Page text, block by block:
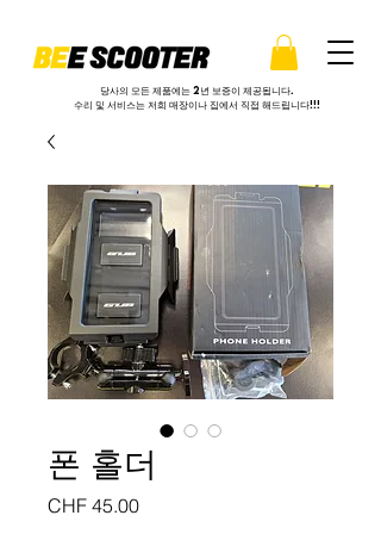
당사의 모든 제품에는 2년 보증이 제공됩니다.
수리 및 서비스는 저희 매장이나 집에서 직접 해드립니다!!!
폰 홀더
CHF 45.00가